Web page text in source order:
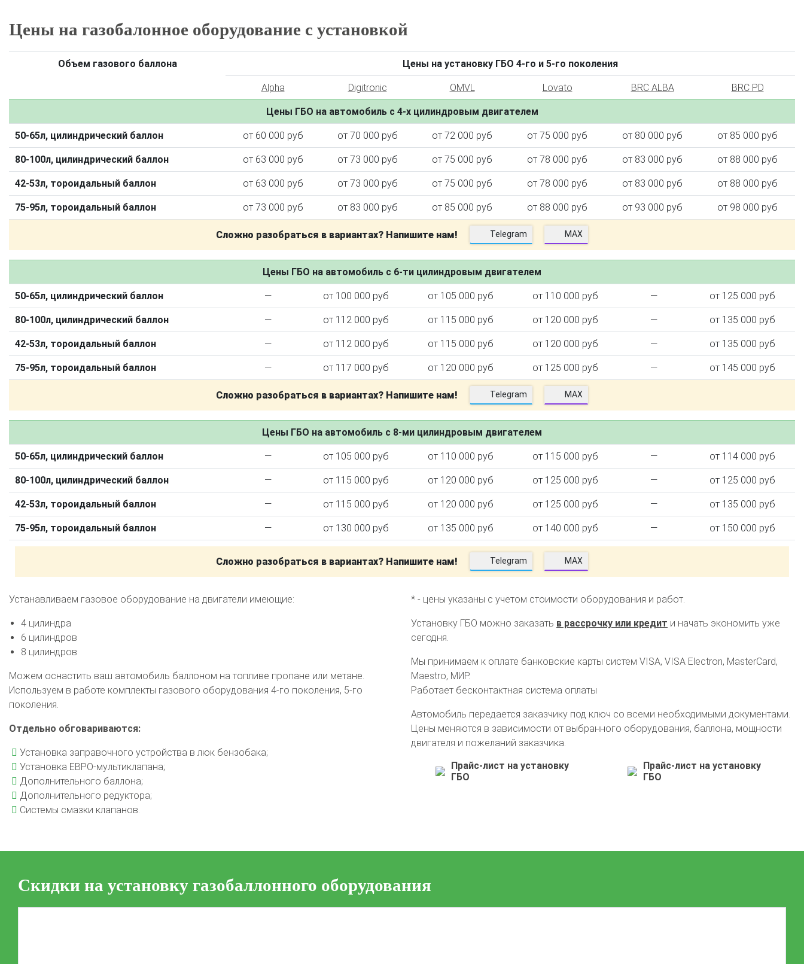
О автосервисе
Отзывы клиентов
Установка ГБО за 6 часов
2-го поколения 4-го поколения
5-го поколения
BRC
OMVL LOVATO KME Digitronic
Цена на установку ГБО
Техобслуживание ГБО
Полная диагностика ГБО
Чистка и регулировка форсунок
Регистрация ГБО в ГИБДД
Штрафы в 2026 году
Документы для регистрации
Цены на газобалонное оборудование с установкой
Объем газового баллона Цены на установку ГБО 4-го и 5-го поколения
Alpha Digitronic OMVL Lovato BRC ALBA BRC PD
Цены ГБО на автомобиль с 4-х цилиндровым двигателем
50-65л, цилиндрический баллон от 60 000 руб от 70 000 руб от 72 000 руб от 75 000 руб от 80 000 руб от 85 000 руб
80-100л, цилиндрический баллон от 63 000 руб от 73 000 руб от 75 000 руб от 78 000 руб от 83 000 руб от 88 000 руб
42-53л, тороидальный баллон от 63 000 руб от 73 000 руб от 75 000 руб от 78 000 руб от 83 000 руб от 88 000 руб
75-95л, тороидальный баллон от 73 000 руб от 83 000 руб от 85 000 руб от 88 000 руб от 93 000 руб от 98 000 руб
Сложно разобраться в вариантах? Напишите нам! Telegram MAX
Цены ГБО на автомобиль с 6-ти цилиндровым двигателем
50-65л, цилиндрический баллон — от 100 000 руб от 105 000 руб от 110 000 руб — от 125 000 руб
80-100л, цилиндрический баллон — от 112 000 руб от 115 000 руб от 120 000 руб — от 135 000 руб
42-53л, тороидальный баллон — от 112 000 руб от 115 000 руб от 120 000 руб — от 135 000 руб
75-95л, тороидальный баллон — от 117 000 руб от 120 000 руб от 125 000 руб — от 145 000 руб
Сложно разобраться в вариантах? Напишите нам! Telegram MAX
Цены ГБО на автомобиль с 8-ми цилиндровым двигателем
50-65л, цилиндрический баллон — от 105 000 руб от 110 000 руб от 115 000 руб — от 114 000 руб
80-100л, цилиндрический баллон — от 115 000 руб от 120 000 руб от 125 000 руб — от 125 000 руб
42-53л, тороидальный баллон — от 115 000 руб от 120 000 руб от 125 000 руб — от 135 000 руб
75-95л, тороидальный баллон — от 130 000 руб от 135 000 руб от 140 000 руб — от 150 000 руб
Сложно разобраться в вариантах? Напишите нам! Telegram MAX
Устанавливаем газовое оборудование на двигатели имеющие:
4 цилиндра
6 цилиндров
8 цилиндров
Можем оснастить ваш автомобиль баллоном на топливе пропане или метане.
Используем в работе комплекты газового оборудования 4-го поколения, 5-го
поколения.
Отдельно обговариваются:
Установка заправочного устройства в люк бензобака;
Установка ЕВРО-мультиклапана;
Дополнительного баллона;
Дополнительного редуктора;
Системы смазки клапанов.
* - цены указаны с учетом стоимости оборудования и работ.
Установку ГБО можно заказать в рассрочку или кредит и начать экономить уже
сегодня.
Мы принимаем к оплате банковские карты систем VISA, VISA Electron, MasterCard,
Maestro, МИР.
Работает бесконтактная система оплаты
Автомобиль передается заказчику под ключ со всеми необходимыми документами.
Цены меняются в зависимости от выбранного оборудования, баллона, мощности
двигателя и пожеланий заказчика.
Прайс-лист на установку
ГБО
Прайс-лист на установку
ГБО
Скидки на установку газобаллонного оборудования